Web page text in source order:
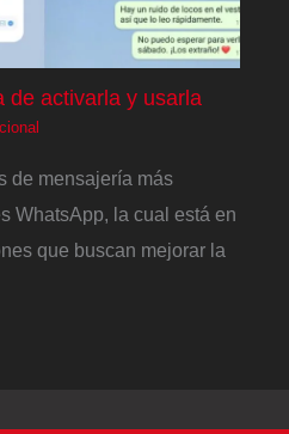
de activarla y usarla
de mensajería más
WhatsApp, la cual está en
que buscan mejorar la